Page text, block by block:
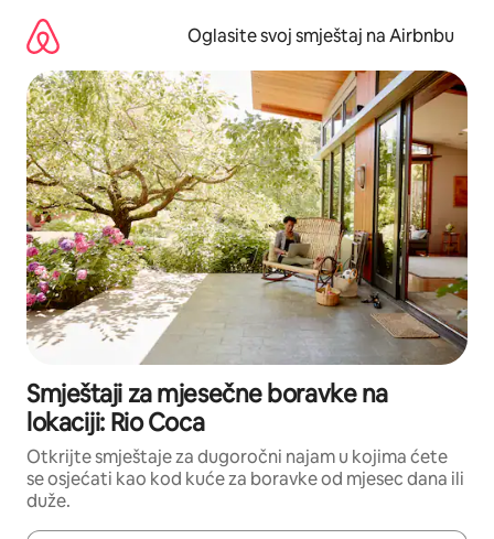
sadržaj
Oglasite svoj smještaj na Airbnbu
Smještaji za mjesečne boravke na
lokaciji: Rio Coca
Otkrijte smještaje za dugoročni najam u kojima ćete
se osjećati kao kod kuće za boravke od mjesec dana ili
duže.